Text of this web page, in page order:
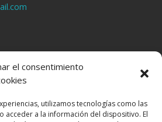
el consentimiento
utilizamos tecnologías como las
acceder a la información del dispositivo. El